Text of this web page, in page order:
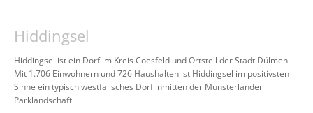
Hiddingsel
Hiddingsel ist ein Dorf im Kreis Coesfeld und Ortsteil der Stadt Dülmen.
Mit 1.706 Einwohnern und 726 Haushalten ist Hiddingsel im positivsten
Sinne ein typisch westfälisches Dorf inmitten der Münsterländer
Parklandschaft.